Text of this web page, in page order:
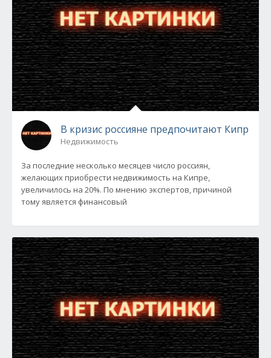
В кризис россияне предпочитают Кипр
Недвижимость
За последние несколько месяцев число россиян,
желающих приобрести недвижимость на Кипре,
увеличилось на 20%. По мнению экспертов, причиной
тому является финансовый